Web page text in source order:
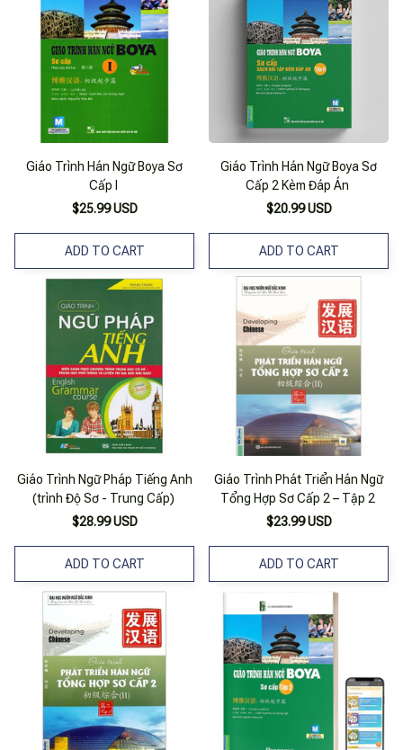
Giáo Trình Hán Ngữ Boya Sơ
Cấp I
$25.99 USD
ADD TO CART
Giáo Trình Hán Ngữ Boya Sơ
Cấp 2 Kèm Đáp Án
$20.99 USD
ADD TO CART
Giáo Trình Ngữ Pháp Tiếng Anh
(trình Độ Sơ - Trung Cấp)
$28.99 USD
ADD TO CART
Giáo Trình Phát Triển Hán Ngữ
Tổng Hợp Sơ Cấp 2 – Tập 2
$23.99 USD
ADD TO CART